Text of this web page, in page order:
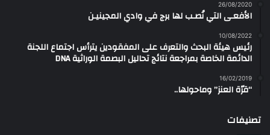
26/08/2020
الأفعـى التي نُصـب لها برج في وادي المجينيـن
10/08/2022
رئيس هيئة البحث والتعرف على المفقودين يترأس اجتماع اللجنة
الدائمة الخاصة بمراجعة نتائج تحاليل البصمة الوراثية DNA
16/02/2019
“قرّة العنز” وماحولها..
تصنيفات